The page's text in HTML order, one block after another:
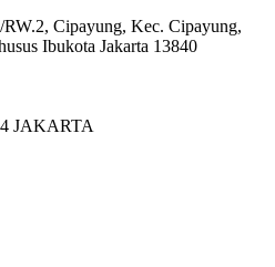
Cipayung, Kec. Cipayung,
Ibukota Jakarta 13840
JAKARTA